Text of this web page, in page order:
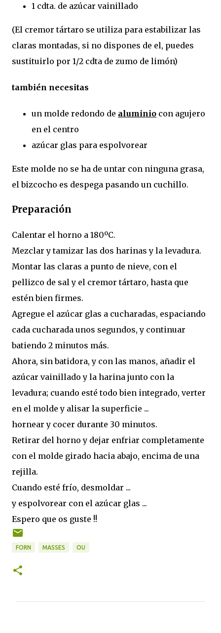
1 cdta. de azúcar vainillado
(El cremor tártaro se utiliza para estabilizar las
claras montadas, si no dispones de el, puedes
sustituirlo por 1/2 cdta de zumo de limón)
también necesitas
un molde redondo de aluminio con agujero
en el centro
azúcar glas para espolvorear
Este molde no se ha de untar con ninguna grasa,
el bizcocho es despega pasando un cuchillo.
Preparación
Calentar el horno a 180ºC.
Mezclar y tamizar las dos harinas y la levadura.
Montar las claras a punto de nieve, con el
pellizco de sal y el cremor tártaro, hasta que
estén bien firmes.
Agregue el azúcar glas a cucharadas, espaciando
cada cucharada unos segundos, y continuar
batiendo 2 minutos más.
Ahora, sin batidora, y con las manos, añadir el
azúcar vainillado y la harina junto con la
levadura; cuando esté todo bien integrado, verter
en el molde y alisar la superficie ...
hornear y cocer durante 30 minutos.
Retirar del horno y dejar enfriar completamente
con el molde girado hacia abajo, encima de una
rejilla.
Cuando esté frío, desmoldar ...
y espolvorear con el azúcar glas ...
Espero que os guste !!
FORN MASSES OU